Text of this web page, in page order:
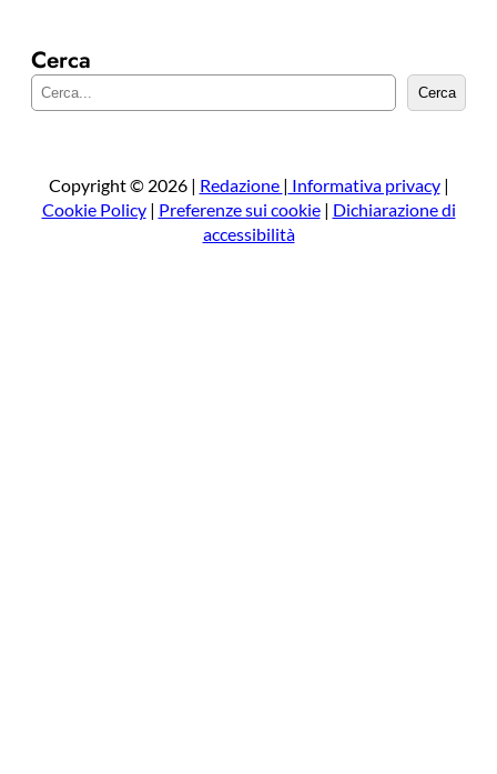
Cerca
e
a
Cerca
Copyright © 2026 | Redazione | Informativa privacy|
Cookie Policy| Preferenze sui cookie| Dichiarazione di
accessibilità